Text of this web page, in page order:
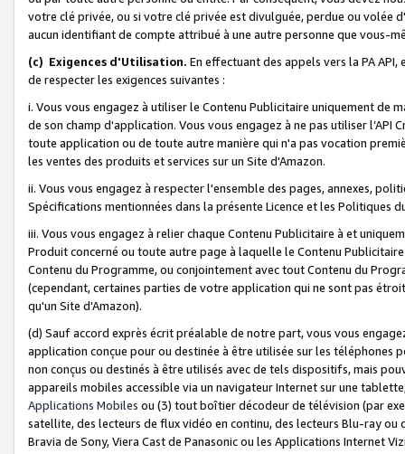
votre clé privée, ou si votre clé privée est divulguée, perdue ou volée
aucun identifiant de compte attribué à une autre personne que vous-
(c) Exigences d'Utilisation. En effectuant des appels vers la PA
de respecter les exigences suivantes :
i. Vous vous engagez à utiliser le Contenu Publicitaire uniquement de
de son champ d'application. Vous vous engagez à ne pas utiliser l’API
toute application ou de toute autre manière qui n'a pas vocation
les ventes des produits et services sur un Site d'Amazon.
ii. Vous vous engagez à respecter l'ensemble des pages, annexes,
Spécifications mentionnées dans la présente Licence et les Politiques
iii. Vous vous engagez à relier chaque Contenu Publicitaire à et
Produit concerné ou toute autre page à laquelle le Contenu
Contenu du Programme, ou conjointement avec tout Contenu du
(cependant, certaines parties de votre application qui ne sont pas
qu'un Site d'Amazon).
(d) Sauf accord exprès écrit préalable de notre part, vous vous
application conçue pour ou destinée à être utilisée sur les téléphones
non conçus ou destinés à être utilisés avec de tels dispositifs, mais
appareils mobiles accessible via un navigateur Internet sur une
Applications Mobiles ou (3) tout boîtier décodeur de télévision (par
satellite, des lecteurs de flux vidéo en continu, des lecteurs Blu-ray
Bravia de Sony, Viera Cast de Panasonic ou les Applications Internet